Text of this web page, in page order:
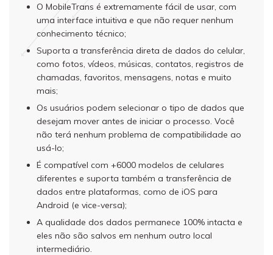
O MobileTrans é extremamente fácil de usar, com
uma interface intuitiva e que não requer nenhum
conhecimento técnico;
Suporta a transferência direta de dados do celular,
como fotos, vídeos, músicas, contatos, registros de
chamadas, favoritos, mensagens, notas e muito
mais;
Os usuários podem selecionar o tipo de dados que
desejam mover antes de iniciar o processo. Você
não terá nenhum problema de compatibilidade ao
usá-lo;
É compatível com +6000 modelos de celulares
diferentes e suporta também a transferência de
dados entre plataformas, como de iOS para
Android (e vice-versa);
A qualidade dos dados permanece 100% intacta e
eles não são salvos em nenhum outro local
intermediário.